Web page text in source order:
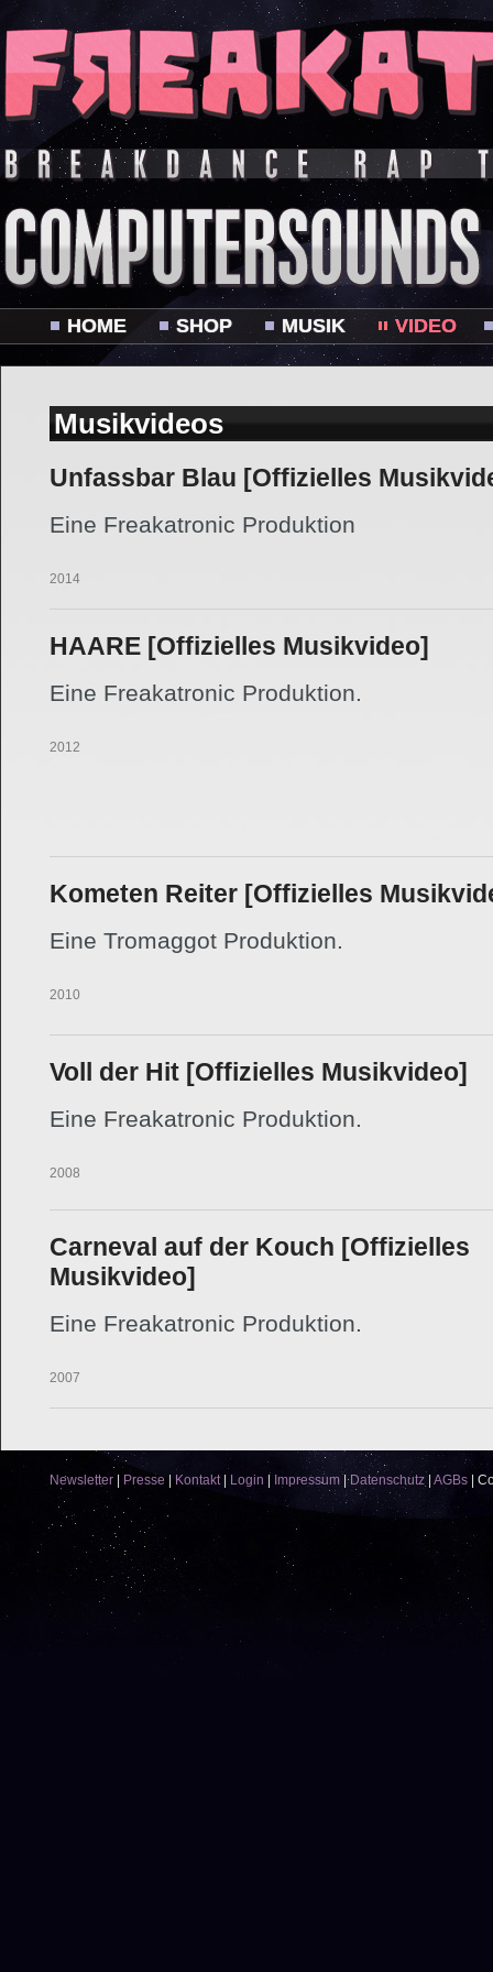
HOME SHOP MUSIK VIDEO
Musikvideos
Unfassbar Blau [Offizielles
Eine Freakatronic Produktion
07.02.2014
HAARE [Offizielles Musikvideo]
Eine Freakatronic Produktion.
19.10.2012
Kometen Reiter [Offizielles
Eine Tromaggot Produktion.
29.01.2010
Voll der Hit [Offizielles Musikvideo]
Eine Freakatronic Produktion.
01.03.2008
Carneval auf der Kouch [Offizielles
Musikvideo]
Eine Freakatronic Produktion.
02.07.2007
Newsletter Presse Kontakt| Login Impressum | Datenschutz| AGBs